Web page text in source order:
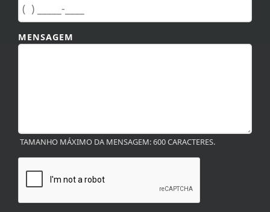
MENSAGEM
TAMANHO MÁXIMO DA MENSAGEM: 600 CARACTERES.